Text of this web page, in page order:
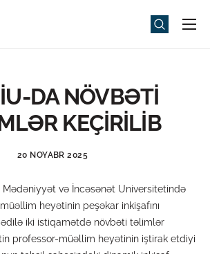
DA NÖVBƏTİ
KEÇİRİLİB
20 NOYABR 2025
və İncəsənət Universitetində
heyətinin peşəkar inkişafını
iki istiqamətdə növbəti təlimlər
professor-müəllim heyətinin iştirak etdiyi